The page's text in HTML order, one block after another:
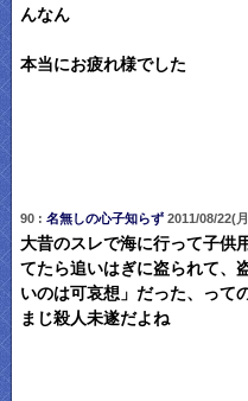
んなん
本当にお疲れ様でした
90 : 名無しの心子知らず2011/08/22(
大昔のスレで海に行って子供
てたら追いはぎに盗られて、
いのは可哀想」だった、って
まじ殺人未遂だよね